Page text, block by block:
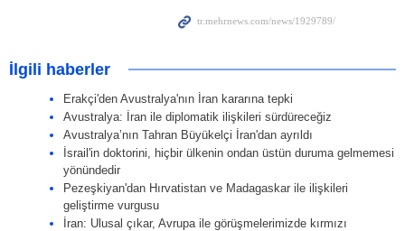
İlgili haberler
Erakçi'den Avustralya'nın İran kararına tepki
Avustralya: İran ile diplomatik ilişkileri sürdüreceğiz
Avustralya’nın Tahran Büyükelçi İran'dan ayrıldı
İsrail'in doktorini, hiçbir ülkenin ondan üstün duruma gelmemesi
yönündedir
Pezeşkiyan'dan Hırvatistan ve Madagaskar ile ilişkileri
geliştirme vurgusu
İran: Ulusal çıkar, Avrupa ile görüşmelerimizde kırmızı